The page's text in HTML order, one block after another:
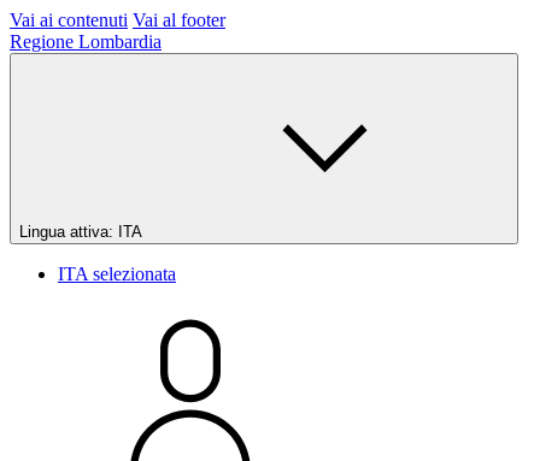
Vai ai contenuti Vai al footer
Regione Lombardia
Lingua attiva: ITA
ITA selezionata